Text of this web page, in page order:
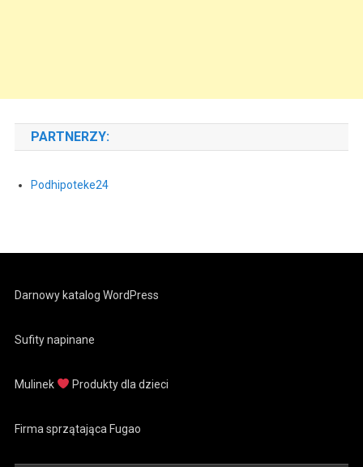
PARTNERZY:
Podhipoteke24
Darnowy katalog WordPress
Sufity napinane
Mulinek Produkty dla dzieci
Firma sprzątająca Fugao